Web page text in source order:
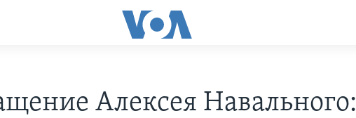
Алексея Навального: